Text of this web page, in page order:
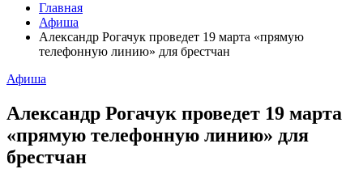
Главная
Афиша
Александр Рогачук проведет 19 марта «прямую
телефонную линию» для брестчан
Афиша
Александр Рогачук проведет 19 марта
«прямую телефонную линию» для
брестчан